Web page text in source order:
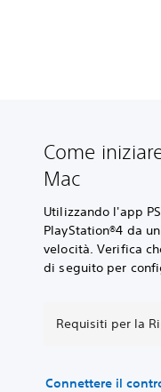
Come
Mac
Utilizzando l'app
PlayStation®4 da
velocità. Verifica
di seguito per
Requisiti per la
Connettere il